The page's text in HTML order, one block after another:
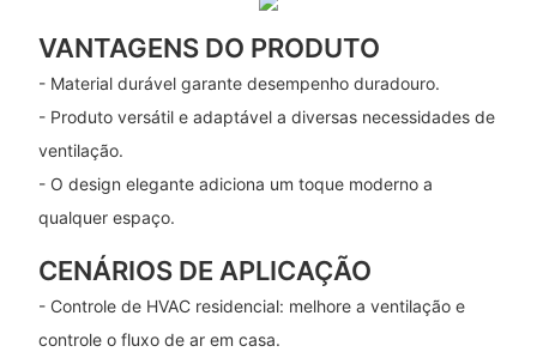
VANTAGENS DO PRODUTO
- Material durável garante desempenho duradouro.
- Produto versátil e adaptável a diversas necessidades de
ventilação.
- O design elegante adiciona um toque moderno a
qualquer espaço.
CENÁRIOS DE APLICAÇÃO
- Controle de HVAC residencial: melhore a ventilação e
controle o fluxo de ar em casa.